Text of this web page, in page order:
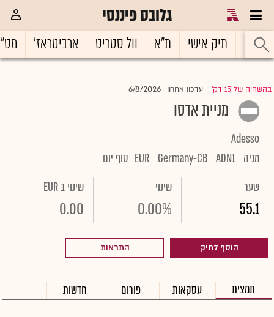
גלובס פיננסי
ראשי תיק אישי ת"א וול סטריט ארביטראז'
בהשהיה של 15 דק' |עדכון אחרון 6/8/2026
מניית אדסו
Adesso
מניה ADN1
Germany-CB
EUR סוף יום
שער
55.1
שינוי
0.00%
שינוי ב EUR
0.00
הוסף לתיק התראות
תמצית עסקאות פורום חדשות